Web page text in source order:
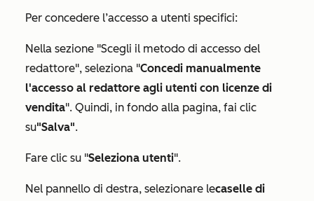
Per concedere l’accesso a utenti specifici:
Nella sezione "Scegli il metodo di accesso del
redattore", seleziona "Concedi manualmente
l'accesso al redattore agli utenti con licenze di
vendita". Quindi, in fondo alla pagina, fai clic
su"Salva".
Fare clic su "Seleziona utenti".
Nel pannello di destra, selezionare lecaselle di